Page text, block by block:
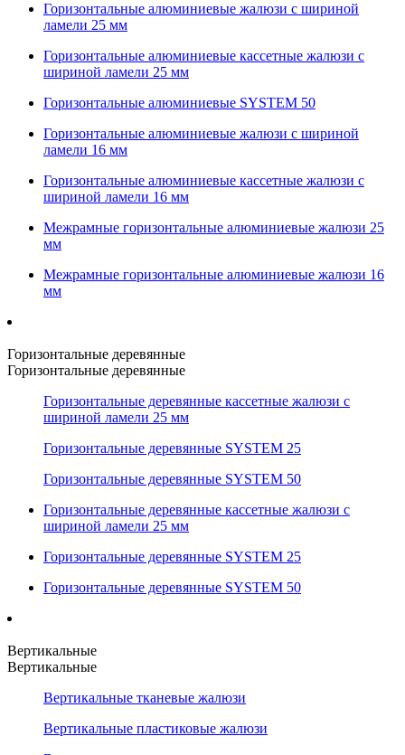
Горизонтальные алюминиевые жалюзи с шириной
ламели 25 мм
Горизонтальные алюминиевые кассетные жалюзи с
шириной ламели 25 мм
Горизонтальные алюминиевые SYSTEM 50
Горизонтальные алюминиевые жалюзи с шириной
ламели 16 мм
Горизонтальные алюминиевые кассетные жалюзи с
шириной ламели 16 мм
Межрамные горизонтальные алюминиевые жалюзи 25
мм
Межрамные горизонтальные алюминиевые жалюзи 16
мм
Горизонтальные деревянные
Горизонтальные деревянные
Горизонтальные деревянные кассетные жалюзи с
шириной ламели 25 мм
Горизонтальные деревянные SYSTEM 25
Горизонтальные деревянные SYSTEM 50
Горизонтальные деревянные кассетные жалюзи с
шириной ламели 25 мм
Горизонтальные деревянные SYSTEM 25
Горизонтальные деревянные SYSTEM 50
Вертикальные
Вертикальные
Вертикальные тканевые жалюзи
Вертикальные пластиковые жалюзи